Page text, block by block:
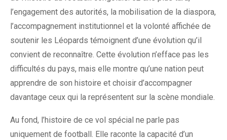
l’engagement des autorités, la mobilisation de la diaspora,
l’accompagnement institutionnel et la volonté affichée de
soutenir les Léopards témoignent d’une évolution qu’il
convient de reconnaître. Cette évolution n’efface pas les
difficultés du pays, mais elle montre qu’une nation peut
apprendre de son histoire et choisir d’accompagner
davantage ceux qui la représentent sur la scène mondiale.
Au fond, l’histoire de ce vol spécial ne parle pas
uniquement de football. Elle raconte la capacité d’un